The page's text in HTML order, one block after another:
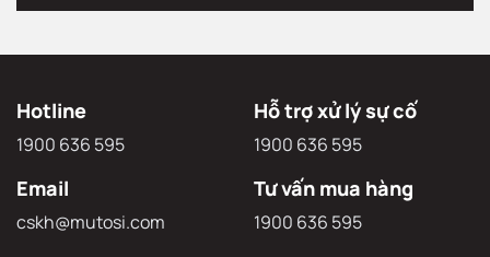
Hotline
1900 636 595
Hỗ trợ xử lý sự cố
1900 636 595
Email
cskh@mutosi.com
Tư vấn mua hàng
1900 636 595